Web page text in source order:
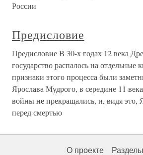
России
Предисловие
Предисловие В 30-х годах 12 века
государство распалось на отдельные
признаки этого процесса были
Ярослава Мудрого, в середине 11
войны не прекращались, и, видя это,
перед смертью
О проекте Разделы